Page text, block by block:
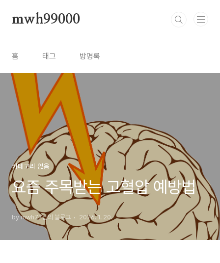
mwh99000
홈 태그 방명록
카테고리 없음
요즘 주목받는 고혈압 예방법
by mwh77님의 블로그 2026. 1. 20.